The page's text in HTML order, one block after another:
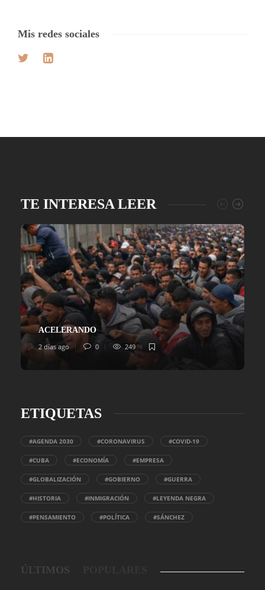
Mis redes sociales
TE INTERESA LEER
ACELERANDO
2 días ago
0 249
ETIQUETAS
#AGENDA 2030 #CORONAVIRUS #COVID-19
#CUBA #ECONOMÍA #EMPRESA
#GLOBALIZACIÓN #GOBIERNO #GUERRA
#HISTORIA #INMIGRACIÓN #LEYENDA NEGRA
#PENSAMIENTO #POLÍTICA #SÁNCHEZ
ÚLTIMOS